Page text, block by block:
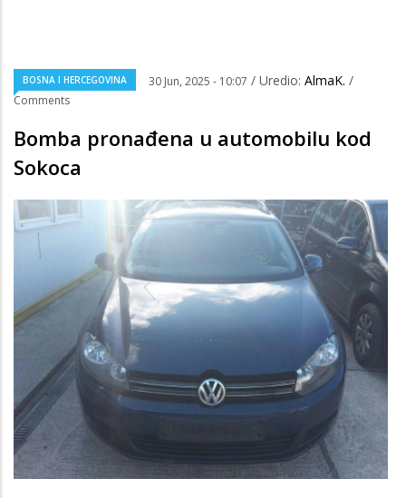
BOSNA I HERCEGOVINA 30 Jun, 2025 - 10:07 / Uredio: AlmaK. /
Comments
Bomba pronađena u automobilu kod
Sokoca